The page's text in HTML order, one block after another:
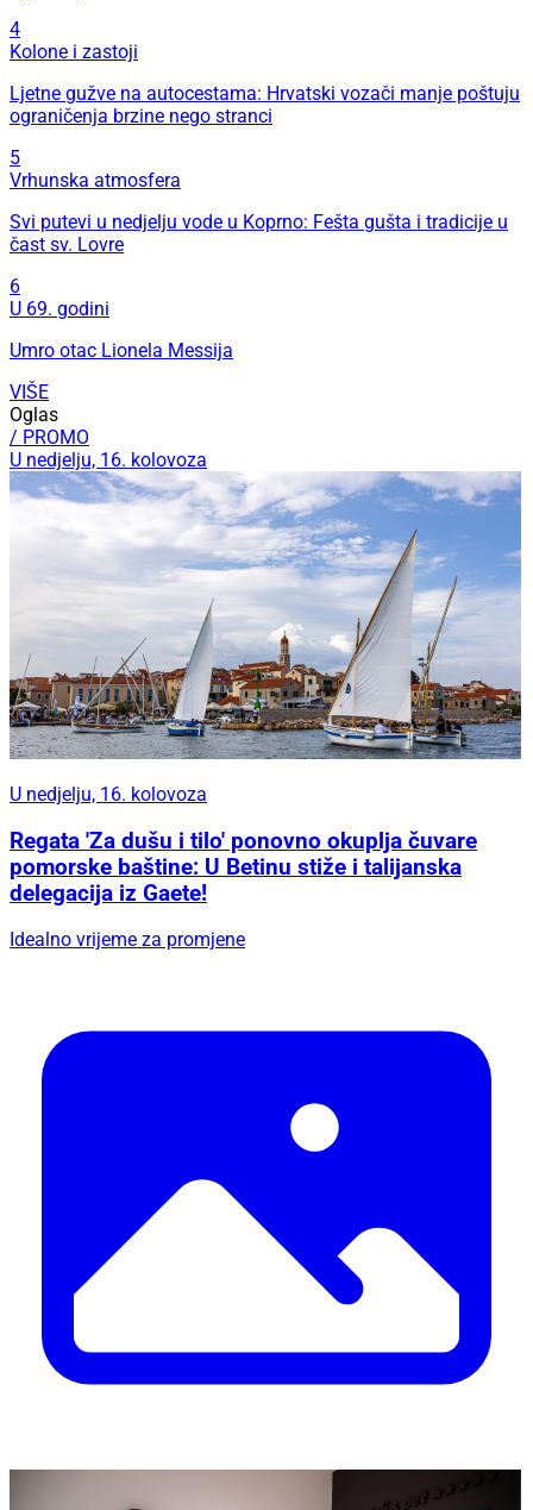
4
Kolone i zastoji
Ljetne gužve na autocestama: Hrvatski vozači manje poštuju
ograničenja brzine nego stranci
5
Vrhunska atmosfera
Svi putevi u nedjelju vode u Koprno: Fešta gušta i tradicije u
čast sv. Lovre
6
U 69. godini
Umro otac Lionela Messija
VIŠE
Oglas
/ PROMO
U nedjelju, 16. kolovoza
U nedjelju, 16. kolovoza
Regata 'Za dušu i tilo' ponovno okuplja čuvare
pomorske baštine: U Betinu stiže i talijanska
delegacija iz Gaete!
Idealno vrijeme za promjene